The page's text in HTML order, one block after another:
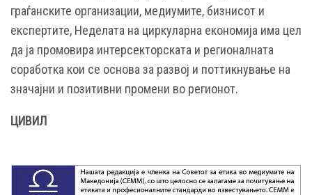
граѓанските организации, медиумите, бизнисот и
експертите, Неделата на циркуларна економија има цел
да ја промовира интерсекторската и регионалната
соработка кои се основа за развој и поттикнување на
значајни и позитивни промени во регионот.
ЦИВИЛ